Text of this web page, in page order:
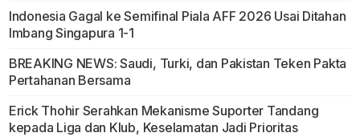
Indonesia Gagal ke Semifinal Piala AFF 2026 Usai Ditahan
Imbang Singapura 1-1
BREAKING NEWS: Saudi, Turki, dan Pakistan Teken Pakta
Pertahanan Bersama
Erick Thohir Serahkan Mekanisme Suporter Tandang
kepada Liga dan Klub, Keselamatan Jadi Prioritas